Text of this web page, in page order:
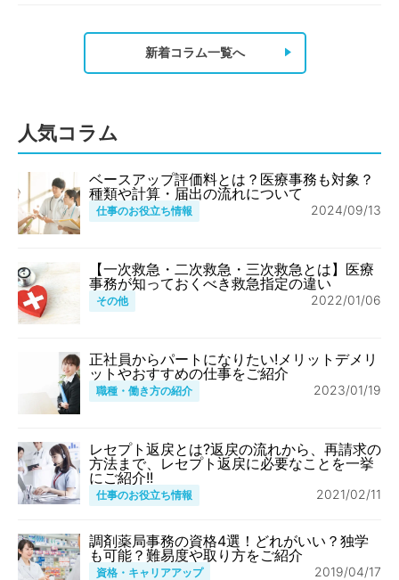
新着コラム一覧へ
人気コラム
ベースアップ評価料とは？医療事務も対象？
種類や計算・届出の流れについて
仕事のお役立ち情報 2024/09/13
【一次救急・二次救急・三次救急とは】医療
事務が知っておくべき救急指定の違い
その他 2022/01/06
正社員からパートになりたい!メリットデメリ
ットやおすすめの仕事をご紹介
職種・働き方の紹介 2023/01/19
レセプト返戻とは?返戻の流れから、再請求の
方法まで、レセプト返戻に必要なことを一挙
にご紹介!!
仕事のお役立ち情報 2021/02/11
調剤薬局事務の資格4選！どれがいい？独学
も可能？難易度や取り方をご紹介
資格・キャリアアップ 2019/04/17